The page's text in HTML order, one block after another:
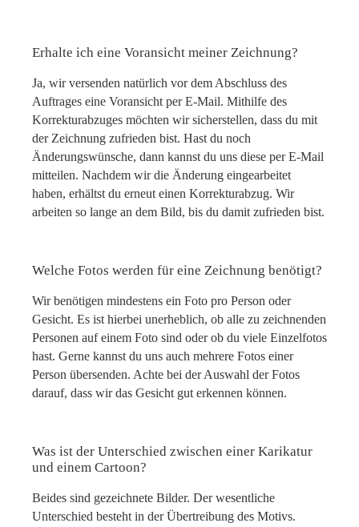
Erhalte ich eine Voransicht meiner Zeichnung?
Ja, wir versenden natürlich vor dem Abschluss des
Auftrages eine Voransicht per E-Mail. Mithilfe des
Korrekturabzuges möchten wir sicherstellen, dass du mit
der Zeichnung zufrieden bist. Hast du noch
Änderungswünsche, dann kannst du uns diese per E-Mail
mitteilen. Nachdem wir die Änderung eingearbeitet
haben, erhältst du erneut einen Korrekturabzug. Wir
arbeiten so lange an dem Bild, bis du damit zufrieden bist.
Welche Fotos werden für eine Zeichnung benötigt?
Wir benötigen mindestens ein Foto pro Person oder
Gesicht. Es ist hierbei unerheblich, ob alle zu zeichnenden
Personen auf einem Foto sind oder ob du viele Einzelfotos
hast. Gerne kannst du uns auch mehrere Fotos einer
Person übersenden. Achte bei der Auswahl der Fotos
darauf, dass wir das Gesicht gut erkennen können.
Was ist der Unterschied zwischen einer Karikatur
und einem Cartoon?
Beides sind gezeichnete Bilder. Der wesentliche
Unterschied besteht in der Übertreibung des Motivs.